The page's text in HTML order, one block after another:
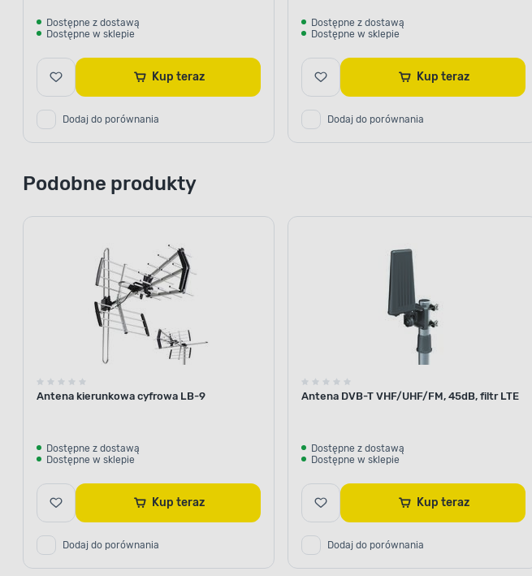
Dostępne z dostawą
Dostępne w sklepie
Kup teraz
Dodaj do porównania
Dostępne z dostawą
Dostępne w sklepie
Kup teraz
Dodaj do porównania
Podobne produkty
Antena kierunkowa cyfrowa LB-9
Dostępne z dostawą
Dostępne w sklepie
Kup teraz
Dodaj do porównania
Antena DVB-T VHF/UHF/FM, 45dB, filtr LTE
Dostępne z dostawą
Dostępne w sklepie
Kup teraz
Dodaj do porównania